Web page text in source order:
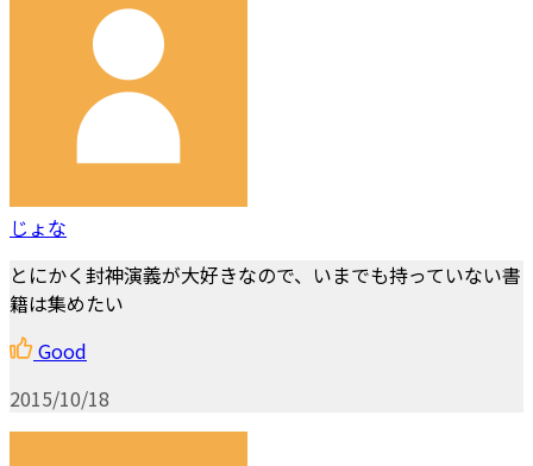
じょな
とにかく封神演義が大好きなので、いまでも持っていない書
籍は集めたい
Good
2015/10/18